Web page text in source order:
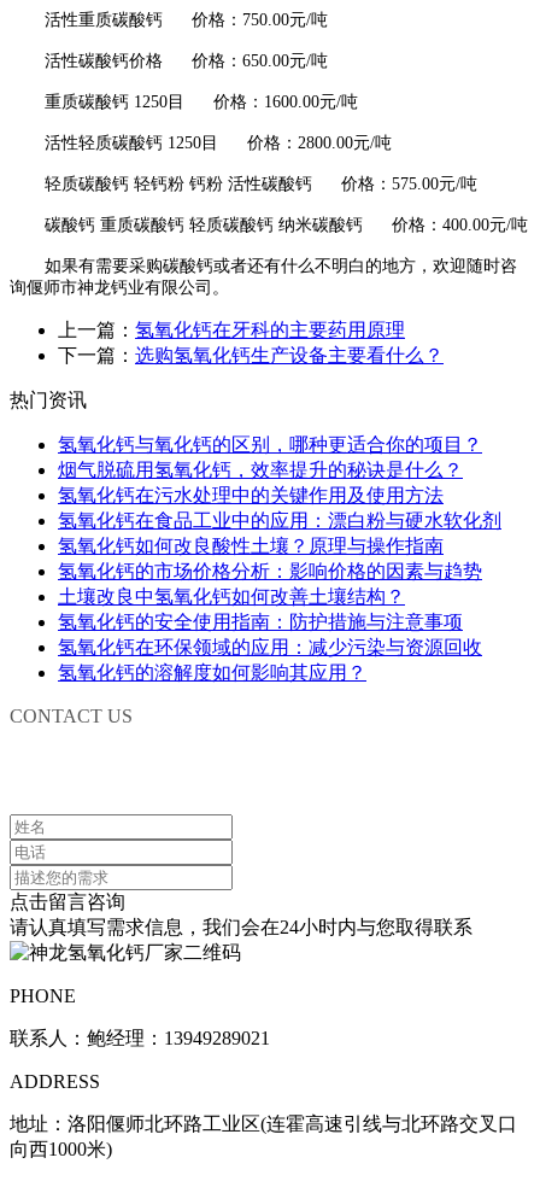
活性重质碳酸钙 价格： 750.00元/吨
活性碳酸钙价格 价格：650.00元/吨
重质碳酸钙 1250 目 价格： 1600.00元/吨
活性轻质碳酸钙 1250 目 价格： 2800.00元/吨
轻质碳酸钙 轻钙粉 钙粉 活性碳酸钙 价格：575.00元/吨
碳酸钙 重质碳酸钙 轻质碳酸钙 纳米碳酸钙 价格：400.00元/吨
如果有需要采购碳酸钙或者还有什么不明白的地方，欢迎随时咨
询偃师市神龙钙业有限公司。
上一篇： 氢氧化钙在牙科的主要药用原理
下一篇： 选购氢氧化钙生产设备主要看什么？
热门资讯
氢氧化钙与氧化钙的区别，哪种更适合你的项目？
烟气脱硫用氢氧化钙，效率提升的秘诀是什么？
氢氧化钙在污水处理中的关键作用及使用方法
氢氧化钙在食品工业中的应用：漂白粉与硬水软化剂
氢氧化钙如何改良酸性土壤？原理与操作指南
氢氧化钙的市场价格分析：影响价格的因素与趋势
土壤改良中氢氧化钙如何改善土壤结构？
氢氧化钙的安全使用指南：防护措施与注意事项
氢氧化钙在环保领域的应用：减少污染与资源回收
氢氧化钙的溶解度如何影响其应用？
CONTACT US
点击留言咨询
请认真填写需求信息，我们会在24小时内与您取得联系
PHONE
联系人：鲍经理：13949289021
ADDRESS
地址：洛阳偃师北环路工业区(连霍高速引线与北环路交叉口
向西1000米)